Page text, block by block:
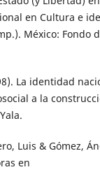
en Cultura e
México: Fondo
La identidad
a la
Luis & Gómez,
en